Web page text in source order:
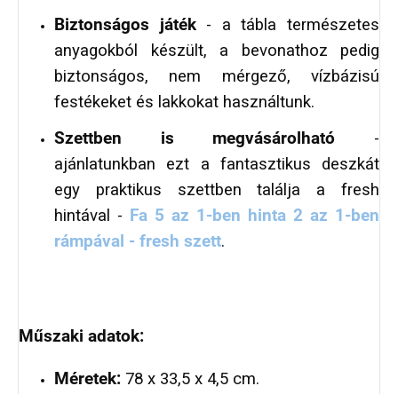
Biztonságos játék- a tábla természetes
anyagokból készült, a bevonathoz pedig
biztonságos, nem mérgező, vízbázisú
festékeket és lakkokat használtunk.
Szettben is megvásárolható -
ajánlatunkban ezt a fantasztikus deszkát
egy praktikus szettben találja a fresh
hintával - Fa 5 az 1-ben hinta 2 az 1-ben
rámpával - fresh szett.
Műszaki adatok:
Méretek: 78 x 33,5 x 4,5 cm.